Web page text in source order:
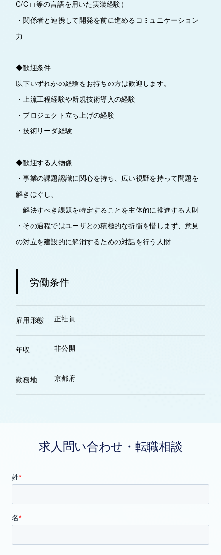
C/C++等の言語を用いた実装経験）
・関係者と連携して開発を前に進めるコミュニケーション
力
◆歓迎条件
以下いずれかの経験をお持ちの方は歓迎します。
・上流工程経験や新規技術導入の経験
・プロジェクト立ち上げの経験
・技術リーダ経験
◆歓迎する人物像
・事業の課題認識に関心を持ち、広い視野を持って問題を
解きほぐし、
解決すべき課題を特定することを主体的に推進する人財
・その過程ではユーザとの積極的な折衝を惜しまず、意見
の対立を建設的に解消するための対話を行う人財
労働条件
雇用形態 正社員
年収 非公開
勤務地 京都府
求人問い合わせ・転職相談